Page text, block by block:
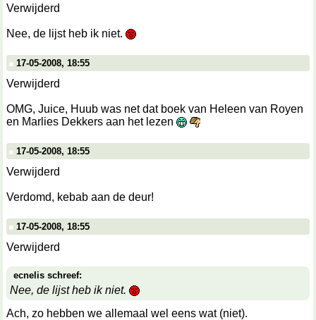
Verwijderd
Nee, de lijst heb ik niet.
17-05-2008, 18:55
Verwijderd
OMG, Juice, Huub was net dat boek van Heleen van Royen
en Marlies Dekkers aan het lezen
17-05-2008, 18:55
Verwijderd
Verdomd, kebab aan de deur!
17-05-2008, 18:55
Verwijderd
ecnelis schreef:
Nee, de lijst heb ik niet.
Ach, zo hebben we allemaal wel eens wat (niet).